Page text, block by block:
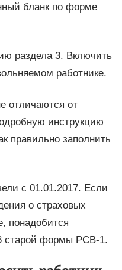
бланк по форме
раздела 3. Включить
работнике.
отличаются от
инструкцию
правильно заполнить
с 01.01.2017. Если
о страховых
понадобится
старой формы РСВ-1.